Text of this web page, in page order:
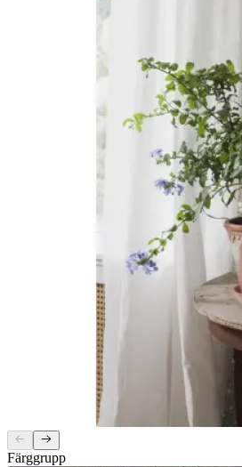
Färggrupp